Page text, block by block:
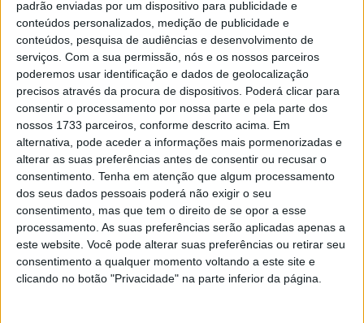
padrão enviadas por um dispositivo para publicidade e
conteúdos personalizados, medição de publicidade e
conteúdos, pesquisa de audiências e desenvolvimento de
serviços. Com a sua permissão, nós e os nossos parceiros
poderemos usar identificação e dados de geolocalização
precisos através da procura de dispositivos. Poderá clicar para
consentir o processamento por nossa parte e pela parte dos
nossos 1733 parceiros, conforme descrito acima. Em
alternativa, pode aceder a informações mais pormenorizadas e
alterar as suas preferências antes de consentir ou recusar o
consentimento. Tenha em atenção que algum processamento
dos seus dados pessoais poderá não exigir o seu
consentimento, mas que tem o direito de se opor a esse
processamento. As suas preferências serão aplicadas apenas a
este website. Você pode alterar suas preferências ou retirar seu
consentimento a qualquer momento voltando a este site e
clicando no botão "Privacidade" na parte inferior da página.
Artigos relacionados
Bultaco Rally GT 300 revelada
8 AGOSTO, 2026
Novas Leatt ADV HydraDri 8.5
8 AGOSTO, 2026